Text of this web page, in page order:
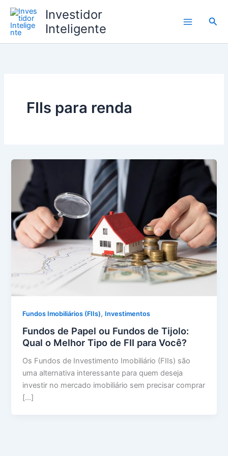
para
conteúdo
Investidor
Inteligente
FIIs para renda
Fundos Imobiliários (FIIs), Investimentos
Fundos de Papel ou Fundos de Tijolo:
Qual o Melhor Tipo de FII para Você?
Os Fundos de Investimento Imobiliário (FIIs) são
uma alternativa interessante para quem deseja
investir no mercado imobiliário sem precisar comprar
[…]